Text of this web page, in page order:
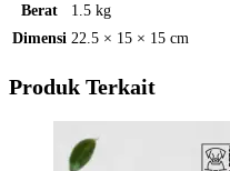
Berat
1.5 kg
Dimensi 22.5 × 15 × 15 cm
Produk Terkait